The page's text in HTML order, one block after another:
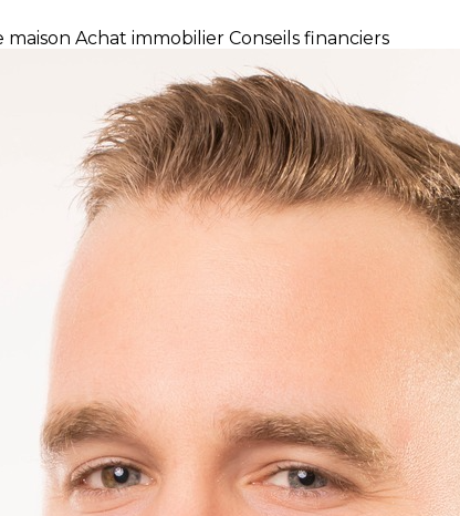
maison Achat immobilier Conseils financiers